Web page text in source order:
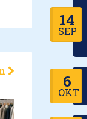
14
SEP
6
OKT